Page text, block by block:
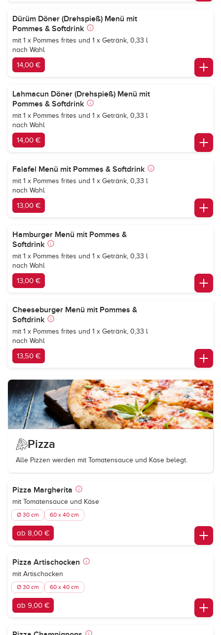
Dürüm Döner (Drehspieß) Menü mit
Pommes & Softdrink
mit 1 x Pommes frites und 1 x Getränk, 0,33 l
nach Wahl
14,00 €
Lahmacun Döner (Drehspieß) Menü mit
Pommes & Softdrink
mit 1 x Pommes frites und 1 x Getränk, 0,33 l
nach Wahl
14,00 €
Falafel Menü mit Pommes & Softdrink
mit 1 x Pommes frites und 1 x Getränk, 0,33 l
nach Wahl
13,00 €
Hamburger Menü mit Pommes &
Softdrink
mit 1 x Pommes frites und 1 x Getränk, 0,33 l
nach Wahl
13,00 €
Cheeseburger Menü mit Pommes &
Softdrink
mit 1 x Pommes frites und 1 x Getränk, 0,33 l
nach Wahl
13,50 €
Pizza
Alle Pizzen werden mit Tomatensauce und Käse belegt.
Pizza Margherita
mit Tomatensauce und Käse
Ø 30 cm 60 x 40 cm
ab 8,00 €
Pizza Artischocken
mit Artischocken
Ø 30 cm 60 x 40 cm
ab 9,00 €